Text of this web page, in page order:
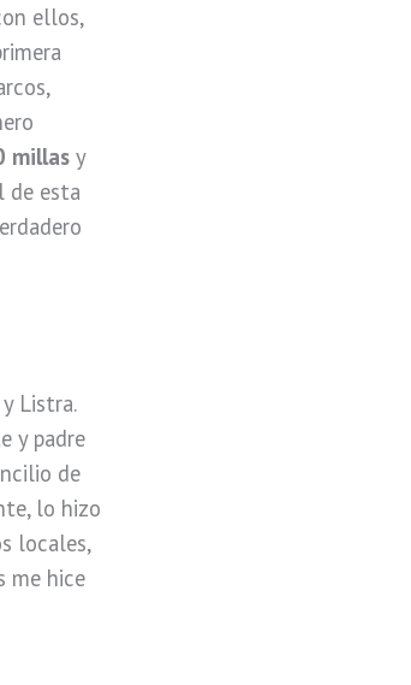
ellos,
millasy
de esta
Listra.
y padre
de
lo hizo
locales,
me hice